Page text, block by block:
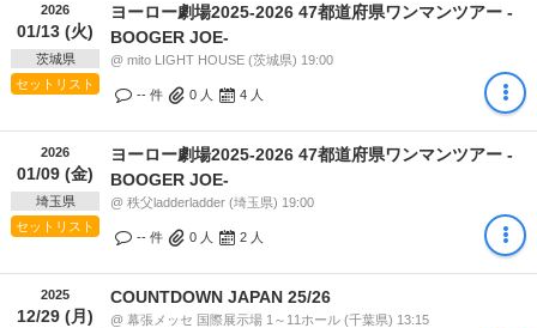
2026
01/13 (火)
茨城県
セットリスト
ヨーロー劇場2025-2026 47都道府県ワンマンツアー -
BOOGER JOE-
@ mito LIGHT HOUSE (茨城県) 19:00
-- 件 0 人 4 人
2026
01/09 (金)
埼玉県
セットリスト
ヨーロー劇場2025-2026 47都道府県ワンマンツアー -
BOOGER JOE-
@ 秩父ladderladder (埼玉県) 19:00
-- 件 0 人 2 人
2025
12/29 (月)
COUNTDOWN JAPAN 25/26
@ 幕張メッセ 国際展示場 1～11ホール (千葉県) 13:15